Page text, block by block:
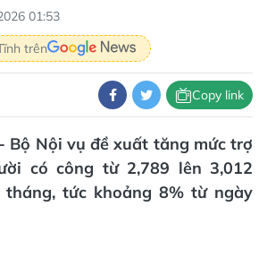
01:53
trên
Copy link
Bộ Nội vụ đề xuất tăng mức trợ
có công từ 2,789 lên 3,012
tức khoảng 8% từ ngày